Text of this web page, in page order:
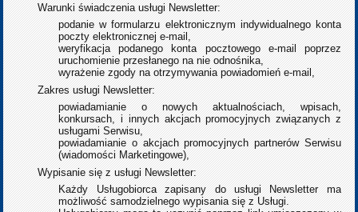
Warunki świadczenia usługi Newsletter:
podanie w formularzu elektronicznym indywidualnego konta
poczty elektronicznej e-mail,
weryfikacja podanego konta pocztowego e-mail poprzez
uruchomienie przesłanego na nie odnośnika,
wyrażenie zgody na otrzymywania powiadomień e-mail,
Zakres usługi Newsletter:
powiadamianie o nowych aktualnościach, wpisach,
konkursach, i innych akcjach promocyjnych związanych z
usługami Serwisu,
powiadamianie o akcjach promocyjnych partnerów Serwisu
(wiadomości Marketingowe),
Wypisanie się z usługi Newsletter:
Każdy Usługobiorca zapisany do usługi Newsletter ma
możliwość samodzielnego wypisania się z Usługi.